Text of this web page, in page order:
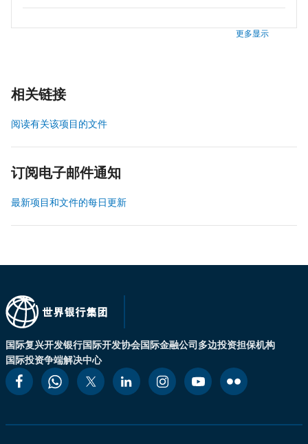
更多显示
相关链接
阅读有关该项目的文件
订阅电子邮件通知
最新项目和文件的每日更新
国际复兴开发银行国际开发协会国际金融公司多边投资担保机构
国际投资争端解决中心